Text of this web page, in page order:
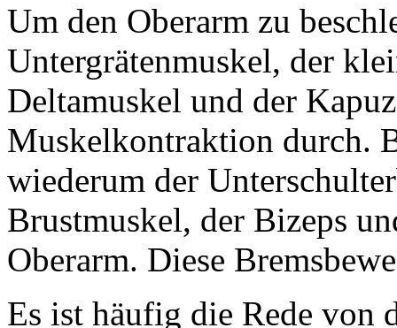
Um den Oberarm zu
Untergrätenmuskel, der
Deltamuskel und der
Muskelkontraktion durch.
wiederum der
Brustmuskel, der Bizeps
Oberarm. Diese
Es ist häufig die Rede von